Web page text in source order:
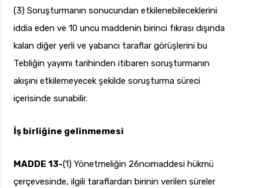
(3) Soruşturmanın sonucundan etkilenebileceklerini
iddia eden ve 10 uncu maddenin birinci fıkrası dışında
kalan diğer yerli ve yabancı taraflar görüşlerini bu
Tebliğin yayımı tarihinden itibaren soruşturmanın
akışını etkilemeyecek şekilde soruşturma süreci
içerisinde sunabilir.
İş birliğine gelinmemesi
MADDE 13-(1) Yönetmeliğin 26ncımaddesi hükmü
çerçevesinde, ilgili taraflardan birinin verilen süreler